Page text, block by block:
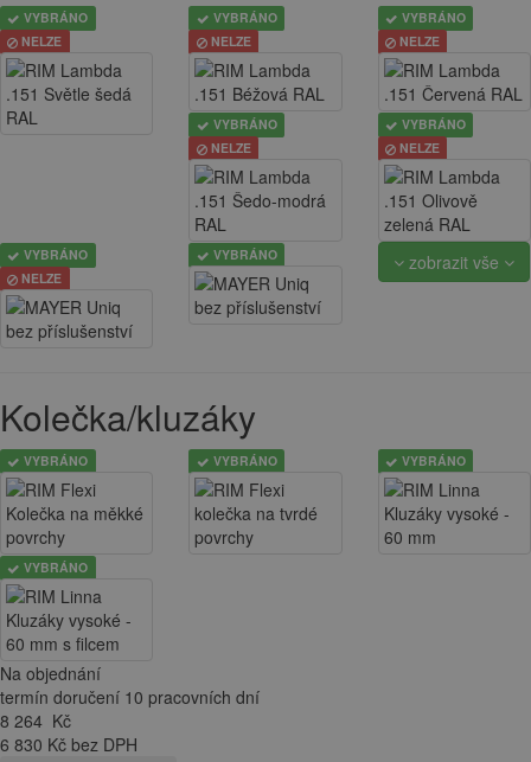
VYBRÁNO
NELZE
VYBRÁNO
NELZE
VYBRÁNO
NELZE
VYBRÁNO
NELZE
VYBRÁNO
NELZE
VYBRÁNO
NELZE
VYBRÁNO zobrazit vše
Kolečka/kluzáky
VYBRÁNO VYBRÁNO VYBRÁNO
VYBRÁNO
Na objednání
termín doručení 10 pracovních dní
8 264 Kč
6 830 Kč bez DPH